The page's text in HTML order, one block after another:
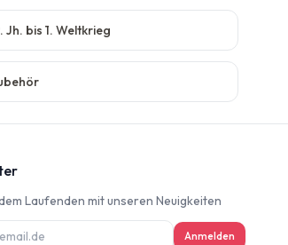
Jh. bis 1. Weltkrieg
Laufenden mit unseren Neuigkeiten
Anmelden